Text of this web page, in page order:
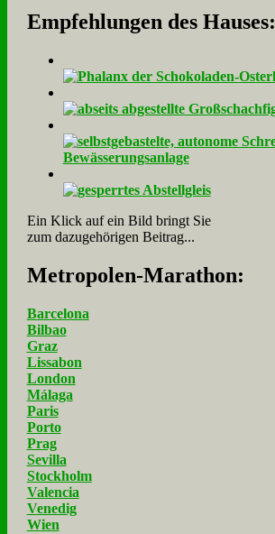
Empfehlungen des Hauses:
Ein Klick auf ein Bild bringt Sie
zum dazugehörigen Beitrag...
Me­tro­po­len-Ma­ra­thon:
Barcelona
Bilbao
Graz
Lissabon
London
Málaga
Paris
Porto
Prag
Sevilla
Stockholm
Valencia
Venedig
Wien